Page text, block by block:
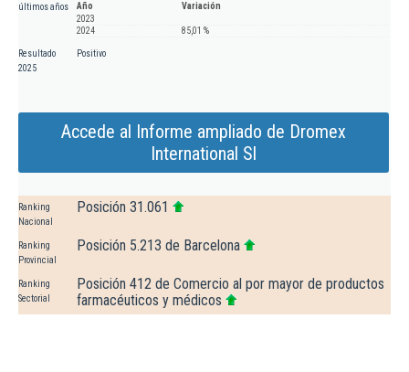
últimos años
Año
Variación
2023
2024
85,01 %
Resultado
2025
Positivo
Accede al Informe ampliado de Dromex
International Sl
Ranking
Nacional
Posición 31.061
Ranking
Provincial
Posición 5.213 de Barcelona
Ranking
Sectorial
Posición 412 de Comercio al por mayor de productos
farmacéuticos y médicos